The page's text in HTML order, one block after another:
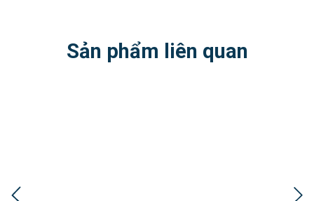
Sản phẩm liên quan